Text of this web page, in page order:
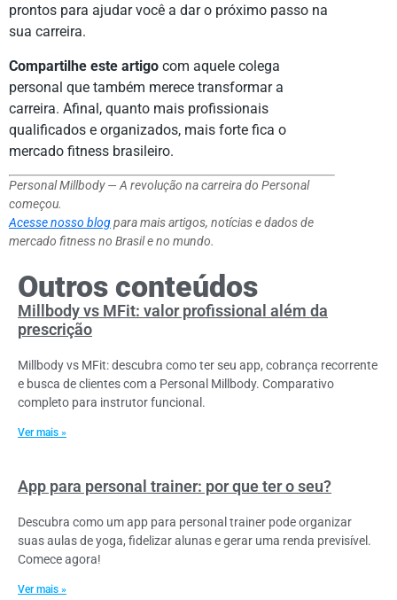
prontos para ajudar você a dar o próximo passo na
sua carreira.
Compartilhe este artigo com aquele colega
personal que também merece transformar a
carreira. Afinal, quanto mais profissionais
qualificados e organizados, mais forte fica o
mercado fitness brasileiro.
Personal Millbody — A revolução na carreira do Personal
começou.
Acesse nosso blogpara mais artigos, notícias e dados de
mercado fitness no Brasil e no mundo.
Outros conteúdos
Millbody vs MFit: valor profissional além da
prescrição
Millbody vs MFit: descubra como ter seu app, cobrança recorrente
e busca de clientes com a Personal Millbody. Comparativo
completo para instrutor funcional.
Ver mais »
App para personal trainer: por que ter o seu?
Descubra como um app para personal trainer pode organizar
suas aulas de yoga, fidelizar alunas e gerar uma renda previsível.
Comece agora!
Ver mais »